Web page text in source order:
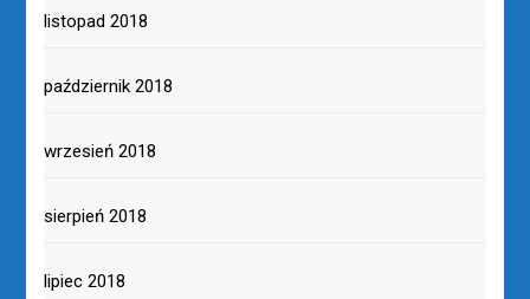
listopad 2018
październik 2018
wrzesień 2018
sierpień 2018
lipiec 2018